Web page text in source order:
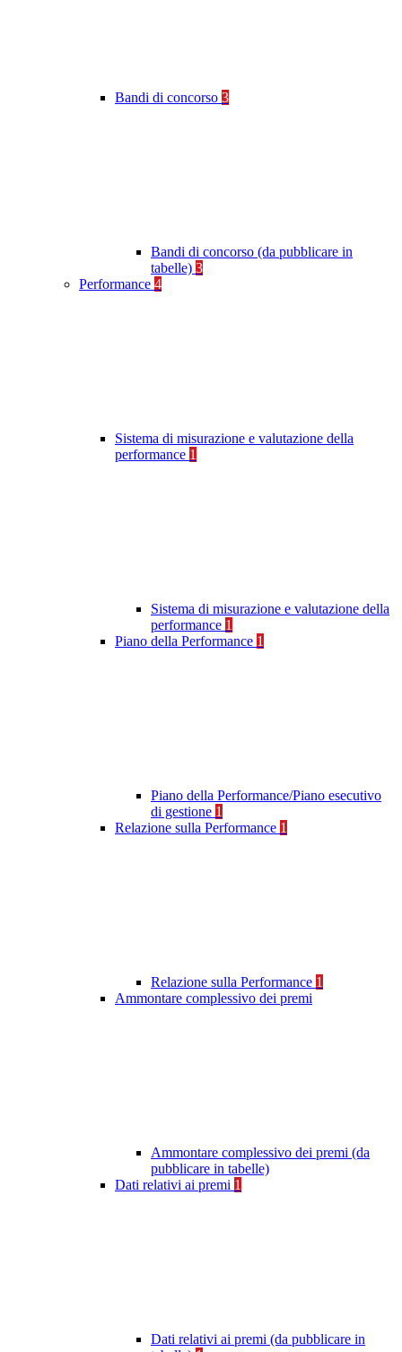
Bandi di concorso 3
Bandi di concorso (da pubblicare in
tabelle) 3
Performance 4
Sistema di misurazione e valutazione della
performance 1
Sistema di misurazione e valutazione della
performance 1
Piano della Performance 1
Piano della Performance/Piano esecutivo
di gestione 1
Relazione sulla Performance 1
Relazione sulla Performance 1
Ammontare complessivo dei premi
Ammontare complessivo dei premi (da
pubblicare in tabelle)
Dati relativi ai premi 1
Dati relativi ai premi (da pubblicare in